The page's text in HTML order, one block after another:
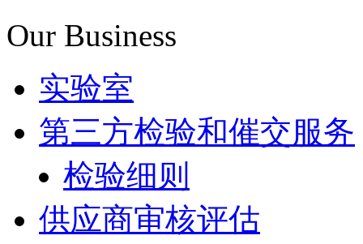
Our Business
实验室
第三方检验和催交服务
检验细则
供应商审核评估